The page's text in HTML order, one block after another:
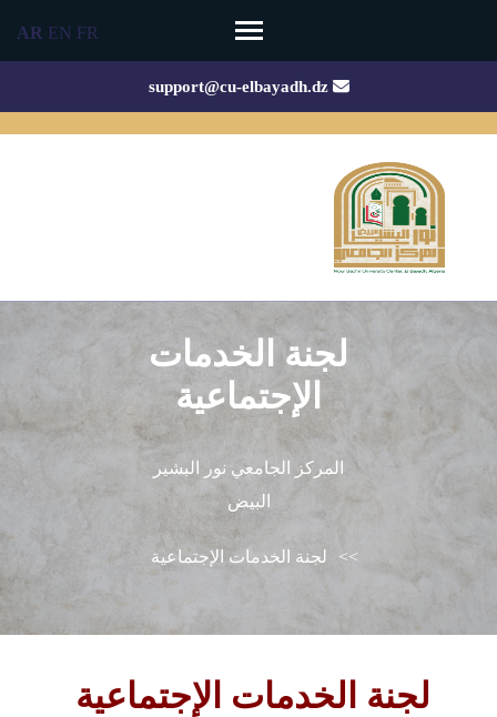
(Press
support@cu-elbayadh.dz
لجنة الخدمات
الإجتماعية
المركز الجامعي نور البشير
البيض
>> لجنة الخدمات الإجتماعية
لجنة الخدمات الإجتماعية
AR EN FR